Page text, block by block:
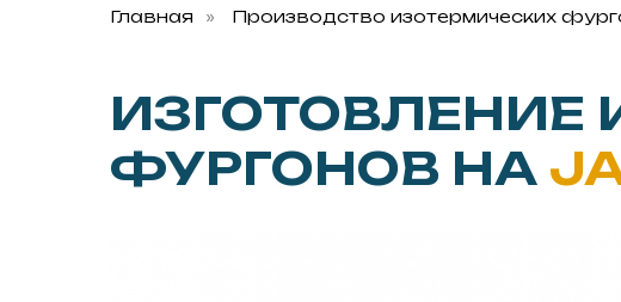
Главная » Производство изотермических
ИЗГОТОВЛЕНИЕ
ФУРГОНОВ НА